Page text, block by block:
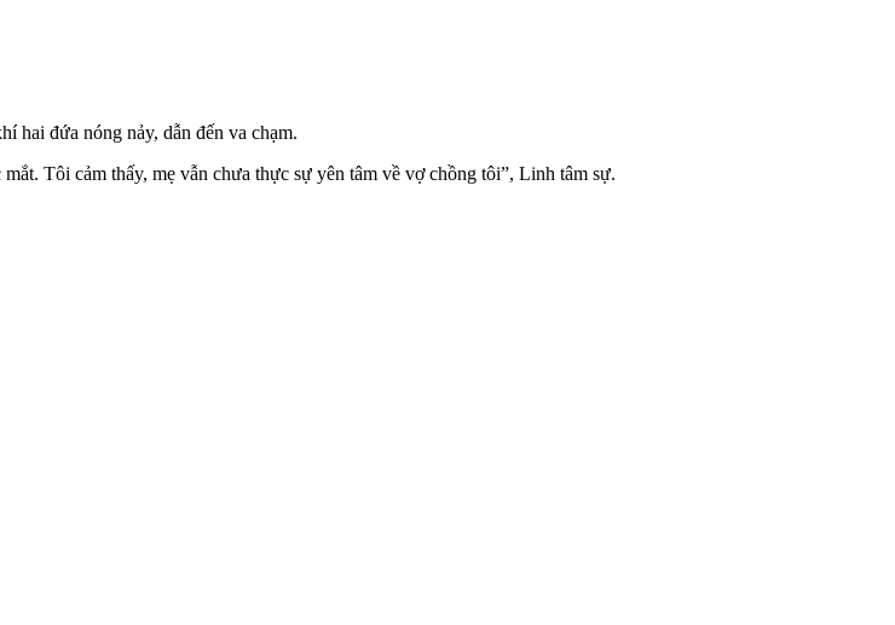
hai đứa nóng nảy, dẫn đến va chạm.
Tôi cảm thấy, mẹ vẫn chưa thực sự yên tâm về vợ chồng tôi”, Linh tâm sự.